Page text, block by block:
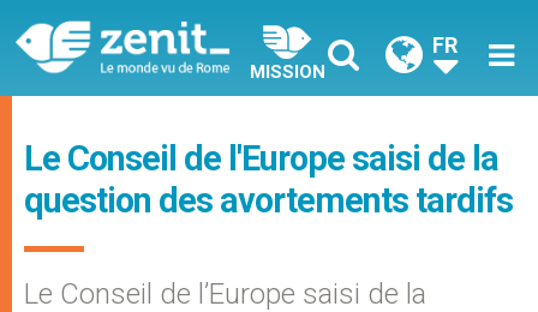
MISSION
FR
Le Conseil de l'Europe saisi de la
question des avortements tardifs
Le Conseil de l’Europe saisi de la